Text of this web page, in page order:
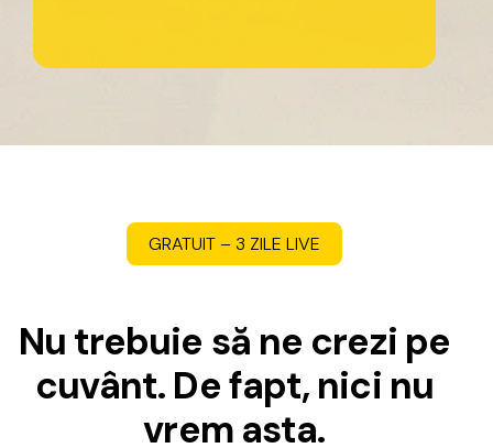
GRATUIT – 3 ZILE LIVE
Nu trebuie să ne crezi pe
cuvânt. Defapt, nici nu
vrem asta.